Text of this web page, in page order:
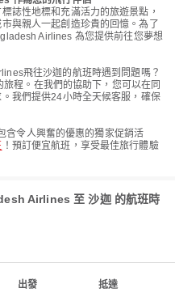
誌性地標和充滿活力的旅遊景點，
與親人一起創造珍貴的回憶。為了
Airlines 為您提供前往您夢想
飛往沙迦的航班時遇到問題嗎？
程。在我們的協助下，您可以在同
我們提供24小時全天候客服，確保
含令人興奮的優惠的獨家促銷活
！預訂便宜航班，享受最佳旅行體驗
Airlines 至 沙迦 的航班時
出發 抵達